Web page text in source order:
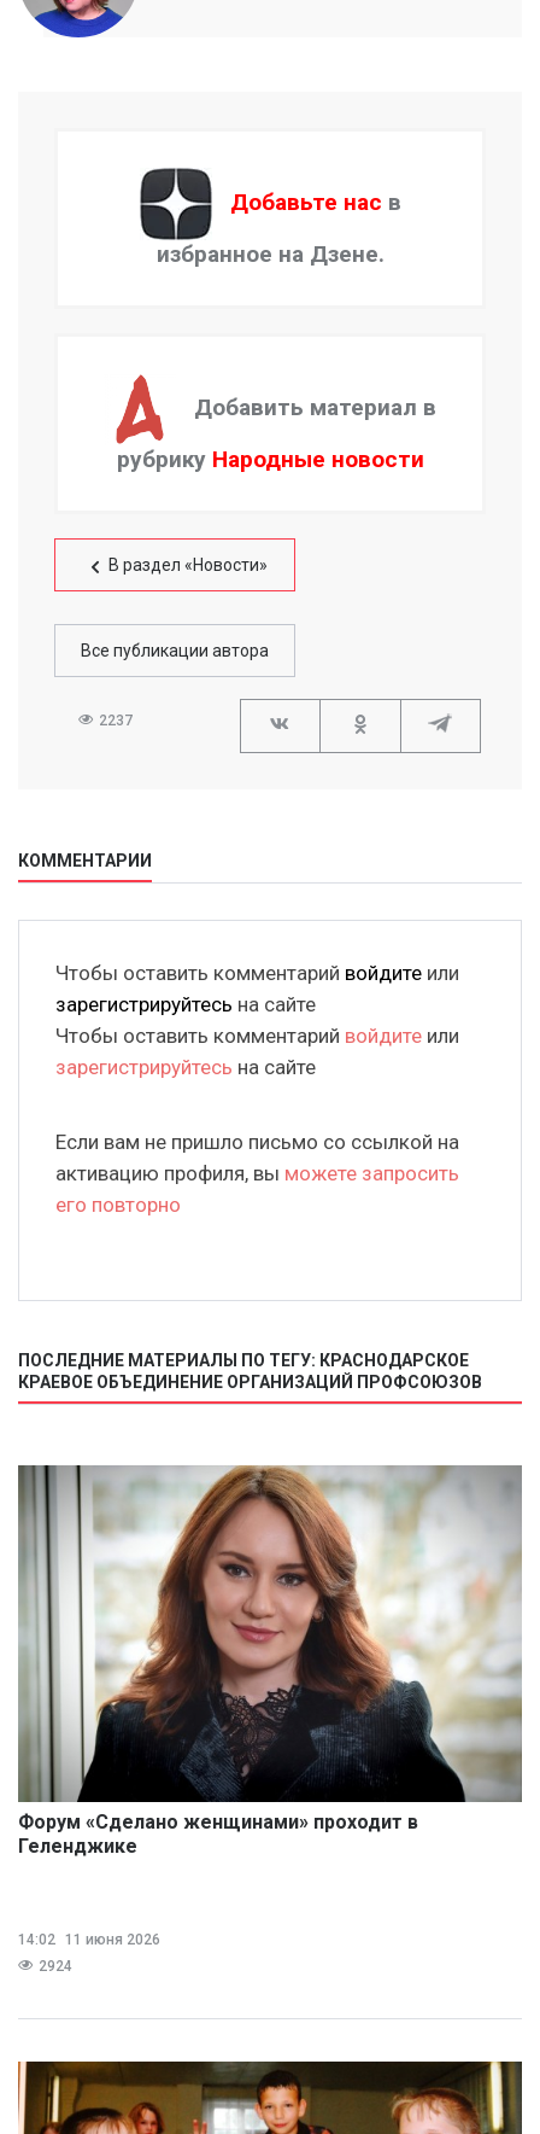
Добавьте нас в
избранное на Дзене.
Добавить материал в
рубрику Народные новости
В раздел «Новости»
Все публикации автора
2237
КОММЕНТАРИИ
Чтобы оставить комментарий войдите или
зарегистрируйтесь на сайте
Чтобы оставить комментарий войдите или
зарегистрируйтесь на сайте
Если вам не пришло письмо со ссылкой на
активацию профиля, вы можете запросить
его повторно
ПОСЛЕДНИЕ МАТЕРИАЛЫ ПО ТЕГУ: КРАСНОДАРСКОЕ
КРАЕВОЕ ОБЪЕДИНЕНИЕ ОРГАНИЗАЦИЙ ПРОФСОЮЗОВ
Форум «Сделано женщинами» проходит в
Геленджике
14:02 11 июня 2026
2924